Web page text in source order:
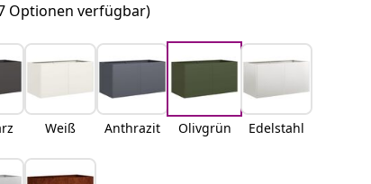
Optionen verfügbar)
Weiß Anthrazit Olivgrün Edelstahl